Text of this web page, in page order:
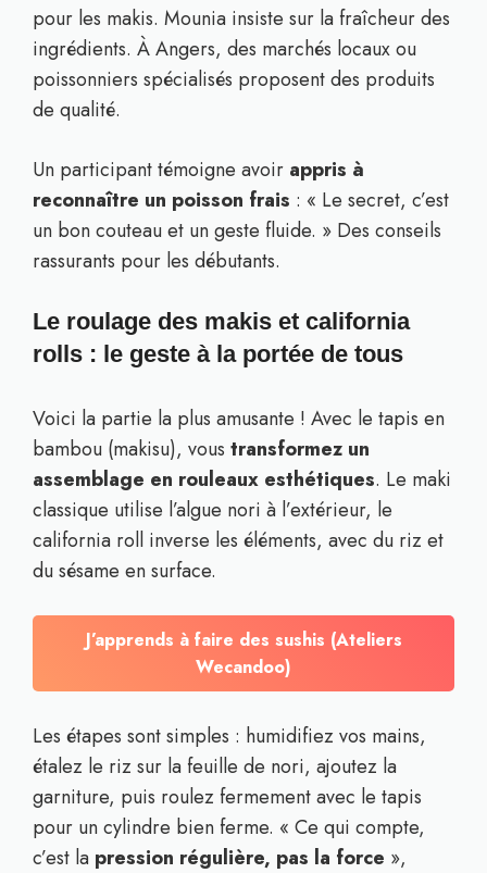
pour les makis. Mounia insiste sur la fraîcheur des
ingrédients. À Angers, des marchés locaux ou
poissonniers spécialisés proposent des produits
de qualité.
Un participant témoigne avoir appris à
reconnaître un poisson frais : « Le secret, c’est
un bon couteau et un geste fluide. » Des conseils
rassurants pour les débutants.
Le roulage des makis et california
rolls : le geste à la portée de tous
Voici la partie la plus amusante ! Avec le tapis en
bambou (makisu), vous transformez un
assemblage en rouleaux esthétiques. Le maki
classique utilise l’algue nori à l’extérieur, le
california roll inverse les éléments, avec du riz et
du sésame en surface.
J’apprends à faire des sushis (Ateliers
Wecandoo)
Les étapes sont simples : humidifiez vos mains,
étalez le riz sur la feuille de nori, ajoutez la
garniture, puis roulez fermement avec le tapis
pour un cylindre bien ferme. « Ce qui compte,
c’est la pression régulière, pas la force »,